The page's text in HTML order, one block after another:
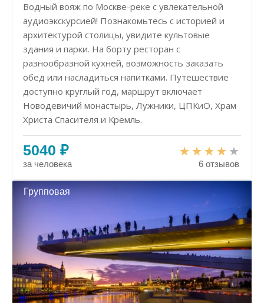
Водный вояж по Москве-реке с увлекательной
аудиоэкскурсией! Познакомьтесь с историей и
архитектурой столицы, увидите культовые
здания и парки. На борту ресторан с
разнообразной кухней, возможность заказать
обед или насладиться напитками. Путешествие
доступно круглый год, маршрут включает
Новодевичий монастырь, Лужники, ЦПКиО, Храм
Христа Спасителя и Кремль.
5040 ₽
за человека 6 отзывов
Групповая